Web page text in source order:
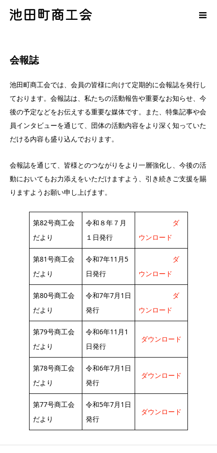
会報誌
池田町商工会では、会員の皆様に向けて定期的に会報誌を発行し
ております。会報誌は、私たちの活動報告や重要なお知らせ、今
後の予定などをお伝えする重要な媒体です。また、特集記事や会
員インタビューを通じて、団体の活動内容をより深く知っていた
だける内容も盛り込んでおります。
会報誌を通じて、皆様とのつながりをより一層強化し、今後の活
動においてもお力添えをいただけますよう、引き続きご支援を賜
りますようお願い申し上げます。
第82号商工会
だより
令和８年７月
１日発行
ダ
ウンロード
第81号商工会
だより
令和7年11月5
日発行
ダ
ウンロード
第80号商工会
だより
令和7年7月1日
発行
ダ
ウンロード
第79号商工会
だより
令和6年11月1
日発行
ダウンロード
第78号商工会
だより
令和6年7月1日
発行
ダウンロード
第77号商工会
だより
令和5年7月1日
発行
ダウンロード